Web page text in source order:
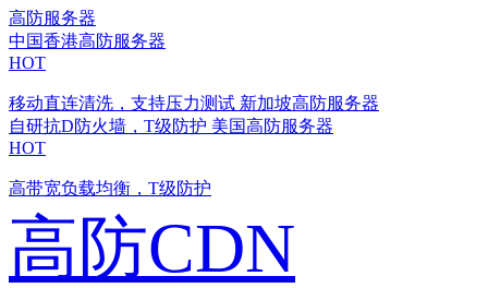
高防服务器
中国香港高防服务器
HOT
移动直连清洗，支持压力测试 新加坡高防服务器
自研抗D防火墙，T级防护 美国高防服务器
HOT
高带宽负载均衡，T级防护
高防CDN